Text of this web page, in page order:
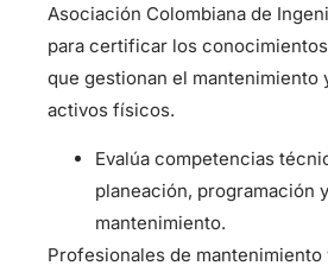
Asociación Colombiana de
para certificar los
que gestionan el mantenimiento
activos físicos.
Evalúa competencias
planeación, programación
mantenimiento.
Profesionales de mantenimiento